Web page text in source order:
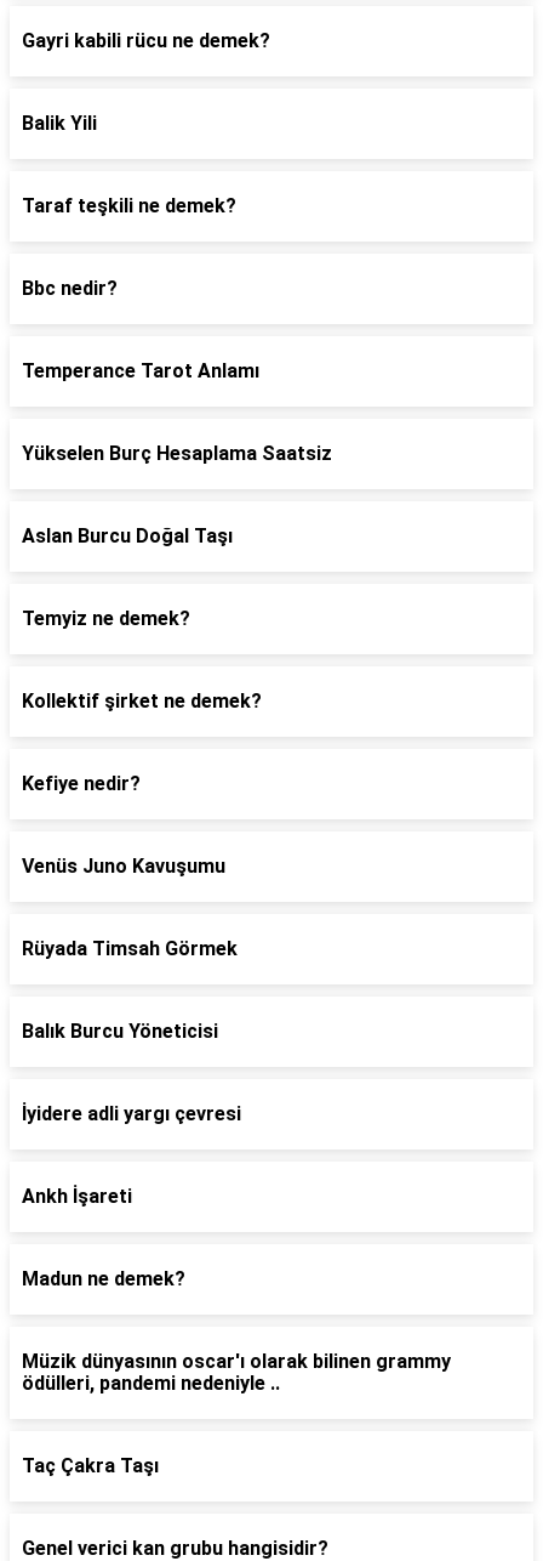
Gayri kabili rücu ne demek?
Balik Yili
Taraf teşkili ne demek?
Bbc nedir?
Temperance Tarot Anlamı
Yükselen Burç Hesaplama Saatsiz
Aslan Burcu Doğal Taşı
Temyiz ne demek?
Kollektif şirket ne demek?
Kefiye nedir?
Venüs Juno Kavuşumu
Rüyada Timsah Görmek
Balık Burcu Yöneticisi
İyidere adli yargı çevresi
Ankh İşareti
Madun ne demek?
Müzik dünyasının oscar'ı olarak bilinen grammy
ödülleri, pandemi nedeniyle ..
Taç Çakra Taşı
Genel verici kan grubu hangisidir?